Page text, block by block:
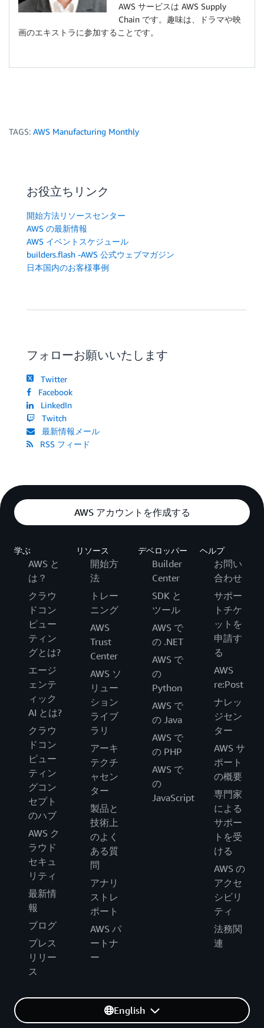
AWS サービスは AWS Supply
Chain です。趣味は、ドラマや映
画のエキストラに参加することです。
TAGS: AWS Manufacturing Monthly
お役立ちリンク
開始方法リソースセンター
AWS の最新情報
AWS イベントスケジュール
builders.flash -AWS 公式ウェブマガジン
日本国内のお客様事例
フォローお願いいたします
Twitter
Facebook
LinkedIn
Twitch
最新情報メール
RSS フィード
AWS アカウントを作成する
学ぶ
AWS と
は？
クラウ
ドコン
ピュー
ティン
グとは?
エージ
ェンテ
ィック
AI とは?
クラウ
ドコン
ピュー
ティン
グコン
セプト
のハブ
AWS ク
ラウド
セキュ
リティ
最新情
報
ブログ
プレス
リリー
ス
リソース
開始方
法
トレー
ニング
AWS
Trust
Center
AWS ソ
リュー
ション
ライブ
ラリ
アーキ
テクチ
ャセン
ター
製品と
技術上
のよく
ある質
問
アナリ
ストレ
ポート
AWS パ
ートナ
ー
デベロッパー
Builder
Center
SDK と
ツール
AWS で
の .NET
AWS で
の
Python
AWS で
の Java
AWS で
の PHP
AWS で
の
JavaScript
ヘルプ
お問い
合わせ
サポー
トチケ
ットを
申請す
る
AWS
re:Post
ナレッ
ジセン
ター
AWS サ
ポート
の概要
専門家
による
サポー
トを受
ける
AWS の
アクセ
シビリ
ティ
法務関
連
English